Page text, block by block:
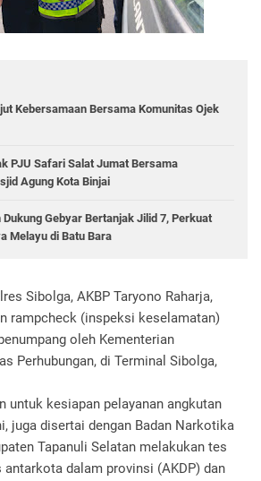
Kebersamaan Bersama Komunitas Ojek
PJU Safari Salat Jumat Bersama
Agung Kota Binjai
Dukung Gebyar Bertanjak Jilid 7, Perkuat
Melayu di Batu Bara
Sibolga, AKBP Taryono Raharja,
rampcheck (inspeksi keselamatan)
oleh Kementerian
Perhubungan, di Terminal Sibolga,
untuk kesiapan pelayanan angkutan
juga disertai dengan Badan Narkotika
Tapanuli Selatan melakukan tes
antarkota dalam provinsi (AKDP) dan